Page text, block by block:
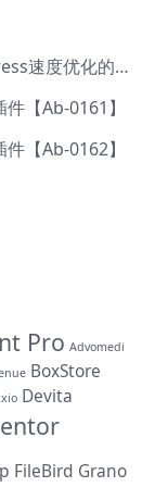
WP Rocket v3.10.8-用于wordpress速度优化的缓存加速插件【Cd-0019】
【Ab-0161】
【Ab-0162】
Pro Advomedi
BoxStore
Devita
FileBird Grano